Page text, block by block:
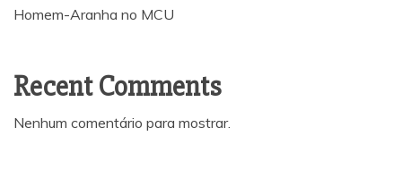
Homem-Aranha no MCU
Recent Comments
Nenhum comentário para mostrar.